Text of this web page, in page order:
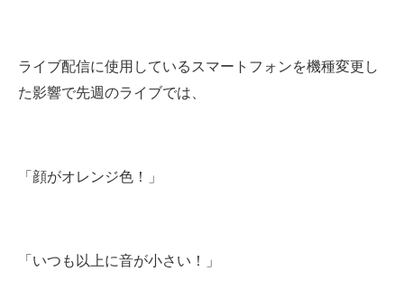
ライブ配信に使用しているスマートフォンを機種変更し
た影響で先週のライブでは、
「顔がオレンジ色！」
「いつも以上に音が小さい！」